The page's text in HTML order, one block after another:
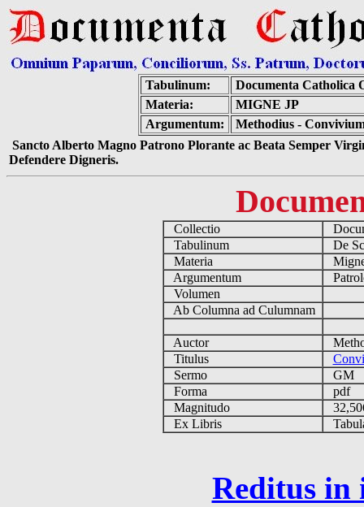
Tabulinum:
Documenta Catholica
Materia:
MIGNE JP
Argumentum:
Methodius -
Sancto Alberto Magno Patrono Plorante ac Beata Semper
Defendere Digneris.
Collectio
Tabulinum
De
Materia
Argumentum
Volumen
Ab Columna ad Culumnam
Auctor
Titulus
Sermo
GM
Forma
pdf
Magnitudo
Ex Libris
Reditus in